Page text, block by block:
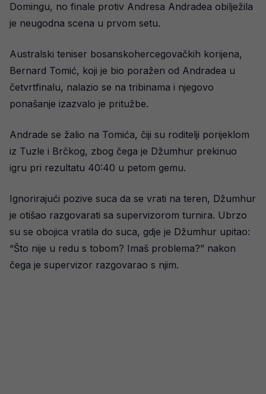
Domingu, no finale protiv Andresa Andradea obilježila
je neugodna scena u prvom setu.
Australski teniser bosanskohercegovačkih korijena,
Bernard Tomić, koji je bio poražen od Andradea u
četvrtfinalu, nalazio se na tribinama i njegovo
ponašanje izazvalo je pritužbe.
Andrade se žalio na Tomića, čiji su roditelji porijeklom
iz Tuzle i Brčkog, zbog čega je Džumhur prekinuo
igru pri rezultatu 40:40 u petom gemu.
Ignorirajući pozive suca da se vrati na teren, Džumhur
je otišao razgovarati sa supervizorom turnira. Ubrzo
su se obojica vratila do suca, gdje je Džumhur upitao:
“Što nije u redu s tobom? Imaš problema?” nakon
čega je supervizor razgovarao s njim.